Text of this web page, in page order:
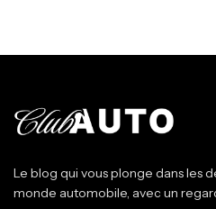
Le blog qui vous plonge dans les
monde automobile, avec un